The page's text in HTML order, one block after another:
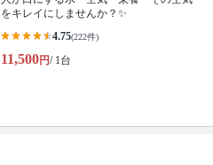
をキレイにしませんか？✨
4.75(222件)
11,500円/ 1台